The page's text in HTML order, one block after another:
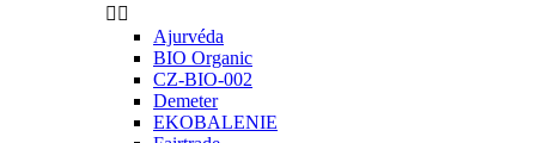
 
Ajurvéda
BIO Organic
CZ-BIO-002
Demeter
EKOBALENIE